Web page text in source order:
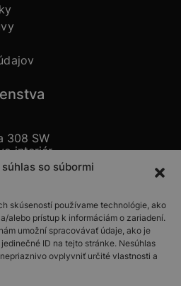
so súbormi
skúseností používame technológie, ako
alebo prístup k informáciám o zariadení.
umožní spracovávať údaje, ako je
ID na tejto stránke. Nesúhlas
ovplyvniť určité vlastnosti a
308 SW
interiér
exteriér